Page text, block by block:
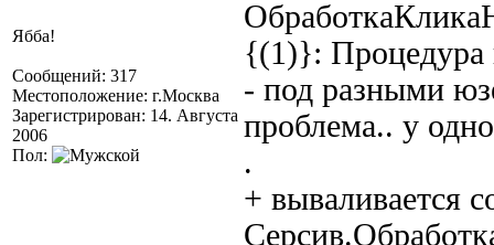
Ябба!
Сообщений: 317
Местоположение: г.Москва
Зарегистрирован: 14. Августа
2006
Пол:
{(1)}: Процедура
- под разными
проблема.. у
.
+ вываливается